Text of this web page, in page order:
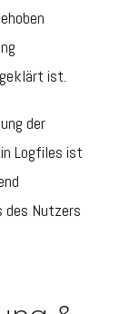
ist.
der
Logfiles ist
Nutzers